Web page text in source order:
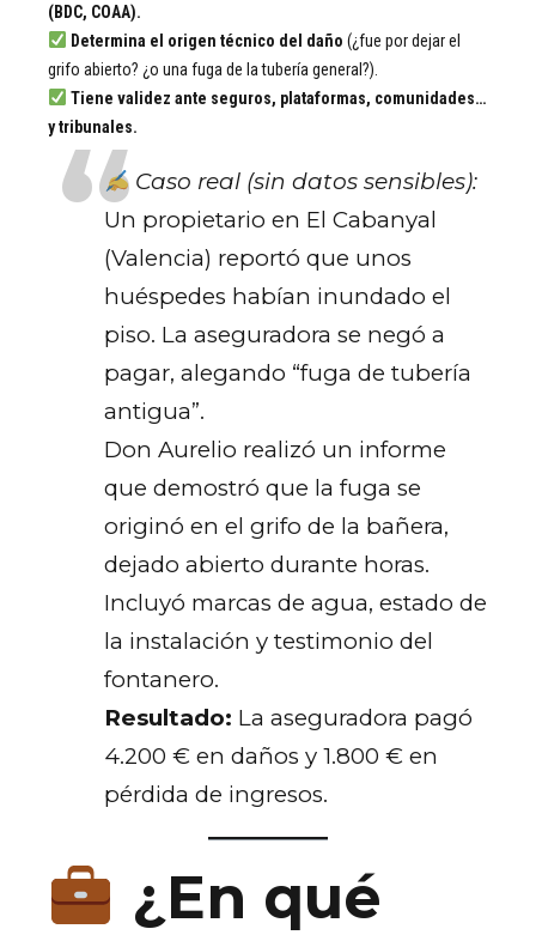
(BDC, COAA).
Determina el origen técnico del daño (¿fue por dejar el
grifo abierto? ¿o una fuga de la tubería general?).
Tiene validez ante seguros, plataformas, comunidades…
y tribunales.
Caso real (sin datos sensibles):
Un propietario en El Cabanyal
(Valencia) reportó que unos
huéspedes habían inundado el
piso. La aseguradora se negó a
pagar, alegando “fuga de tubería
antigua”.
Don Aurelio realizó un informe
que demostró que la fuga se
originó en el grifo de la bañera,
dejado abierto durante horas.
Incluyó marcas de agua, estado de
la instalación y testimonio del
fontanero.
Resultado: La aseguradora pagó
4.200 € en daños y 1.800 € en
pérdida de ingresos.
¿En qué